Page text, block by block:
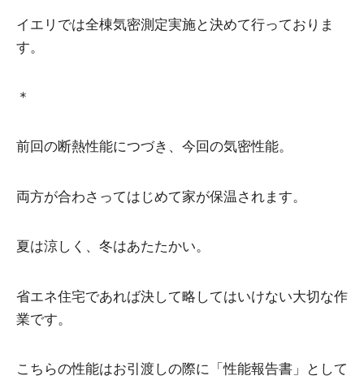
イエリでは全棟気密測定実施と決めて行っておりま
す。
＊
前回の断熱性能につづき、今回の気密性能。
両方が合わさってはじめて家が保温されます。
夏は涼しく、冬はあたたかい。
省エネ住宅であれば決して略してはいけない大切な作
業です。
こちらの性能はお引渡しの際に「性能報告書」として